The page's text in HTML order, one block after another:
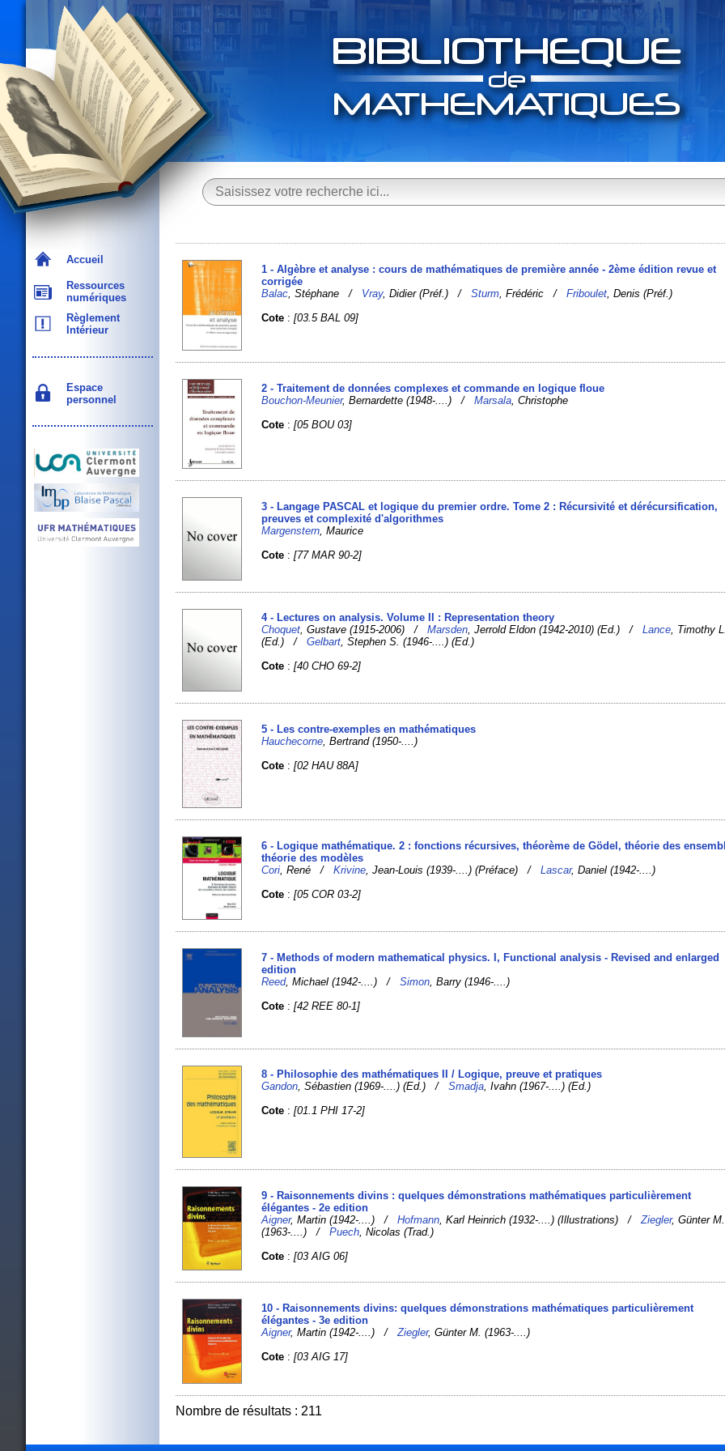
Accueil
Ressources
numériques
Règlement
Intérieur
Espace
personnel
1 - Algèbre et analyse : cours de mathématiques de première année - 2ème édition revue et
corrigée
Balac , Stéphane / Vray, Didier (Préf.) /Sturm , Frédéric /Friboulet , Denis (Préf.)
Cote :[03.5 BAL 09]
2 - Traitement de données complexes et commande en logique floue
Bouchon-Meunier, Bernardette (1948-....) /Marsala, Christophe
Cote :[05 BOU 03]
3 - Langage PASCAL et logique du premier ordre. Tome 2 : Récursivité et dérécursification,
preuves et complexité d'algorithmes
Margenstern , Maurice
Cote :[77 MAR 90-2]
4 - Lectures on analysis. Volume II : Representation theory
Choquet, Gustave (1915-2006) /Marsden, Jerrold Eldon (1942-2010) (Ed.) /Lance, Timothy
(Ed.) /Gelbart, Stephen S. (1946-....) (Ed.)
Cote :[40 CHO 69-2]
5 - Les contre-exemples en mathématiques
Hauchecorne , Bertrand (1950-....)
Cote :[02 HAU 88A]
6 - Logique mathématique. 2 : fonctions récursives, théorème de Gödel, théorie des
théorie des modèles
Cori , René /Krivine , Jean-Louis (1939-....) (Préface) /Lascar, Daniel (1942-....)
Cote :[05 COR 03-2]
7 - Methods of modern mathematical physics. I, Functional analysis - Revised and enlarged
edition
Reed, Michael (1942-....) /Simon , Barry (1946-....)
Cote :[42 REE 80-1]
8 - Philosophie des mathématiques II / Logique, preuve et pratiques
Gandon, Sébastien (1969-....) (Ed.) /Smadja, Ivahn (1967-....) (Ed.)
Cote :[01.1 PHI 17-2]
9 - Raisonnements divins : quelques démonstrations mathématiques particulièrement
élégantes - 2e edition
Aigner, Martin (1942-....) /Hofmann , Karl Heinrich (1932-....) (Illustrations) /Ziegler, Günter M.
(1963-....) /Puech , Nicolas (Trad.)
Cote :[03 AIG 06]
10 - Raisonnements divins: quelques démonstrations mathématiques particulièrement
élégantes - 3e edition
Aigner, Martin (1942-....) /Ziegler, Günter M. (1963-....)
Cote :[03 AIG 17]
Nombre de résultats : 211